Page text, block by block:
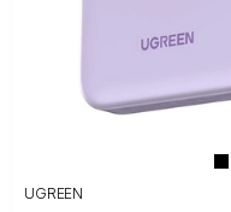
UGREEN